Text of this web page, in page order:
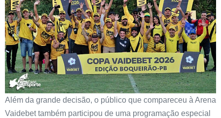
Além da grande decisão, o público que compareceu à Arena
Vaidebet também participou de uma programação especial